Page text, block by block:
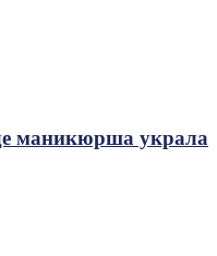
маникюрша украла